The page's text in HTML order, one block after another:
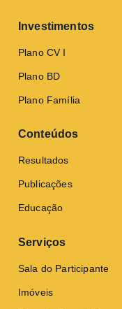
Investimentos
Plano CV I
Plano BD
Plano Família
Conteúdos
Resultados
Publicações
Educação
Serviços
Sala do Participante
Imóveis